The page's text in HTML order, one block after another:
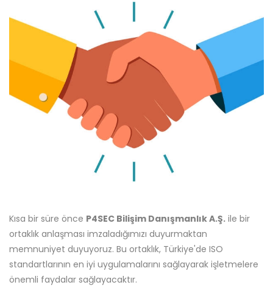
Kısa bir süre önce P4SEC Bilişim Danışmanlık A.Ş. ile bir
ortaklık anlaşması imzaladığımızı duyurmaktan
memnuniyet duyuyoruz. Bu ortaklık, Türkiye'de ISO
standartlarının en iyi uygulamalarını sağlayarak işletmelere
önemli faydalar sağlayacaktır.